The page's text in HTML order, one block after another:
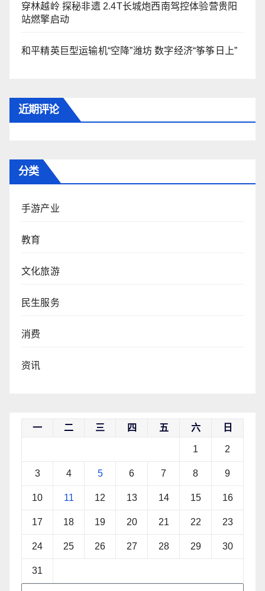
穿林越岭 探秘非遗 2.4T长城炮西南驾控体验营贵阳
站燃擎启动
和平精英巨型运输机“空降”潍坊 数字经济“筝筝日上”
近期评论
分类
手游产业
教育
文化旅游
民生服务
消费
资讯
一 二 三 四 五 六 日
1 2
3 4 5 6 7 8 9
10 11 12 13 14 15 16
17 18 19 20 21 22 23
24 25 26 27 28 29 30
31